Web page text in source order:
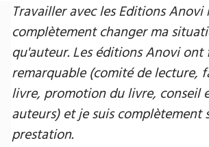
Travailler avec les Editions Anovi
complètement changer ma
qu'auteur. Les éditions Anovi
remarquable (comité de lecture,
livre, promotion du livre, conseil
auteurs) et je suis complètement
prestation.